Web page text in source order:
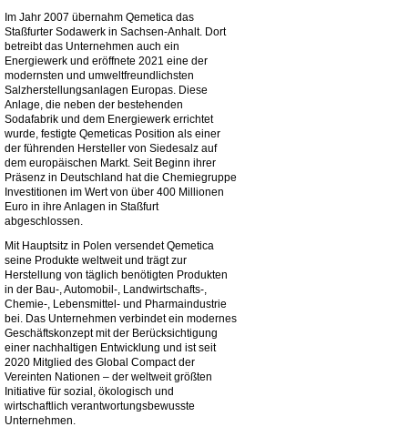
Im Jahr 2007 übernahm Qemetica das
Staßfurter Sodawerk in Sachsen-Anhalt. Dort
betreibt das Unternehmen auch ein
Energiewerk und eröffnete 2021 eine der
modernsten und umweltfreundlichsten
Salzherstellungsanlagen Europas. Diese
Anlage, die neben der bestehenden
Sodafabrik und dem Energiewerk errichtet
wurde, festigte Qemeticas Position als einer
der führenden Hersteller von Siedesalz auf
dem europäischen Markt. Seit Beginn ihrer
Präsenz in Deutschland hat die Chemiegruppe
Investitionen im Wert von über 400 Millionen
Euro in ihre Anlagen in Staßfurt
abgeschlossen.
Mit Hauptsitz in Polen versendet Qemetica
seine Produkte weltweit und trägt zur
Herstellung von täglich benötigten Produkten
in der Bau-, Automobil-, Landwirtschafts-,
Chemie-, Lebensmittel- und Pharmaindustrie
bei. Das Unternehmen verbindet ein modernes
Geschäftskonzept mit der Berücksichtigung
einer nachhaltigen Entwicklung und ist seit
2020 Mitglied des Global Compact der
Vereinten Nationen – der weltweit größten
Initiative für sozial, ökologisch und
wirtschaftlich verantwortungsbewusste
Unternehmen.